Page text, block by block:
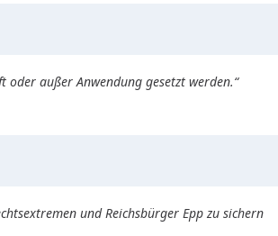
oder außer Anwendung gesetzt werden.“
und Reichsbürger Epp zu sichern